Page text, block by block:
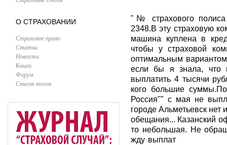
О СТРАХОВАНИИ
Страховое право
Статьи
Новости
Книги
Форум
Список тегов
"№ страхового полиса
2348.В эту страховую
машина куплена в
чтобы у страховой
оптимальным
если бы я знала, что
выплатить 4 тысячи
кого большие
Россия"" с мая не
городе Альметьевск нет
обещания... Казанский
то небольшая. Не
жду выплат